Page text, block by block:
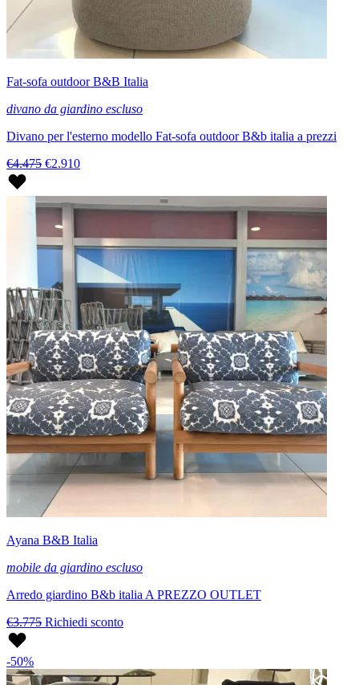
Fat-sofa outdoor B&B Italia
divano da giardino escluso
Divano per l'esterno modello Fat-sofa outdoor B&b italia a prezzi
€4.475 €2.910
Ayana B&B Italia
mobile da giardino escluso
Arredo giardino B&b italia A PREZZO OUTLET
€3.775 Richiedi sconto
-50%